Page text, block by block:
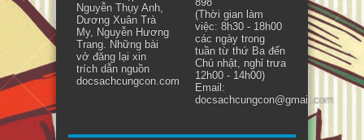
Nguyễn Thụy Anh,
Dương Xuân Trà
My, Nguyễn Hương
Trang. Những bài
vở đăng lại xin
trích dẫn nguồn
docsachcungcon.com
(Thời gian làm
việc: 8h30 - 18h00
các ngày trong
tuần từ thứ Ba đến
Chủ nhật, nghỉ trưa
12h00 - 14h00)
Email:
docsachcungcon@gmail.com